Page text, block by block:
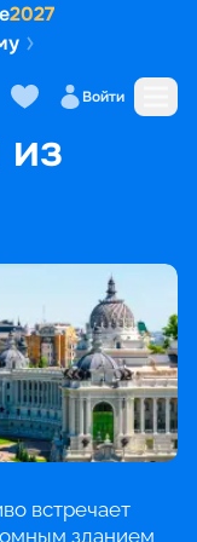
2027
Войти
КРУИЗЫ ИЗ КАЗАНИ
встречает
зданием